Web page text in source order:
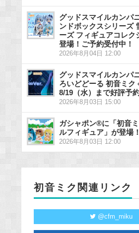
グッドスマイルカンパ
ンドボックスシリーズ
ーズ フィギュアコレク
登場！ご予約受付中！
2026年8月04日 12:00
グッドスマイルカンパ
ろいどどーる 初音ミク
8/19（水）まで好評予
2026年8月03日 15:00
ガシャポン®に「初音
ルフィギュア」が登場！
2026年8月03日 12:00
初音ミク関連リンク
@cfm_miku